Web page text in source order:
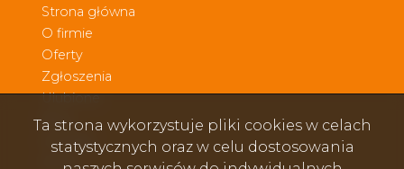
Strona główna
O firmie
Oferty
Zgłoszenia
Ulubione
Blog
Kontakt
Rodo
Ta strona wykorzystuje pliki cookies w celach
statystycznych oraz w celu dostosowania